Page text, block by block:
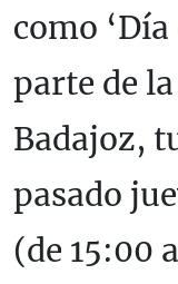
como
parte de
Badajoz,
pasado
(de 15:00